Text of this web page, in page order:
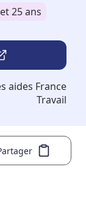
25 ans
aides France
Travail